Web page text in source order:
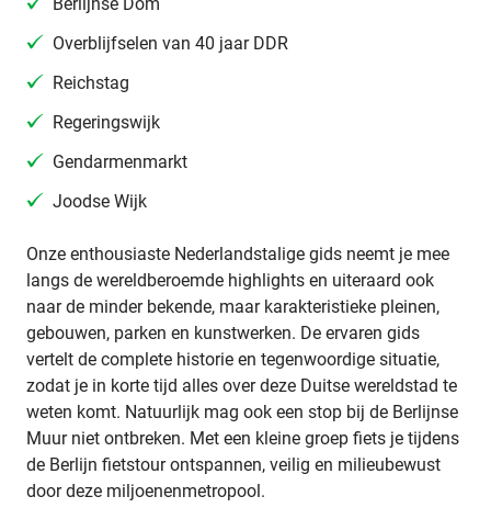
Overblijfselen van 40 jaar DDR
Reichstag
Regeringswijk
Gendarmenmarkt
Joodse Wijk
Onze enthousiaste Nederlandstalige gids neemt je mee
langs de wereldberoemde highlights en uiteraard ook
naar de minder bekende, maar karakteristieke pleinen,
gebouwen, parken en kunstwerken. De ervaren gids
vertelt de complete historie en tegenwoordige situatie,
zodat je in korte tijd alles over deze Duitse wereldstad te
weten komt. Natuurlijk mag ook een stop bij de Berlijnse
Muur niet ontbreken. Met een kleine groep fiets je tijdens
de Berlijn fietstour ontspannen, veilig en milieubewust
door deze miljoenenmetropool.